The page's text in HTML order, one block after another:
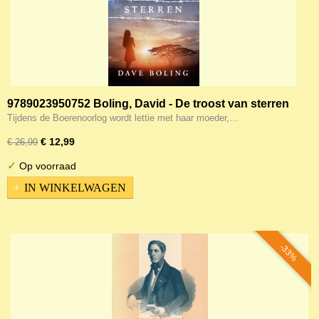
9789023950752 Boling, David - De troost van sterren
9789023950752
Tijdens de Boerenoorlog wordt lettie met haar moeder,…
€ 26,99 € 12,99
✓ Op voorraad
IN WINKELWAGEN
-33%